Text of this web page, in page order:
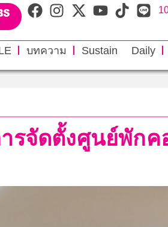
บทความ Sustain Daily
รจัดตั้งศูนย์พักค